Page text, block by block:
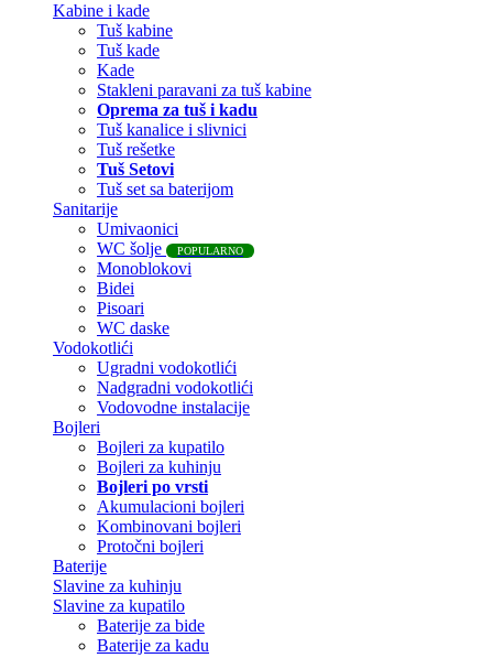
Kabine i kade
Tuš kabine
Tuš kade
Kade
Stakleni paravani za tuš kabine
Oprema za tuš i kadu
Tuš kanalice i slivnici
Tuš rešetke
Tuš Setovi
Tuš set sa baterijom
Sanitarije
Umivaonici
WC šolje
POPULARNO
Monoblokovi
Bidei
Pisoari
WC daske
Vodokotlići
Ugradni vodokotlići
Nadgradni vodokotlići
Vodovodne instalacije
Bojleri
Bojleri za kupatilo
Bojleri za kuhinju
Bojleri po vrsti
Akumulacioni bojleri
Kombinovani bojleri
Protočni bojleri
Baterije
Slavine za kuhinju
Slavine za kupatilo
Baterije za bide
Baterije za kadu